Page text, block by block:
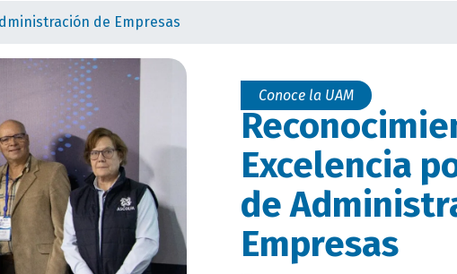
de Empresas
Conoce la UAM
Excelencia
de
Empresas